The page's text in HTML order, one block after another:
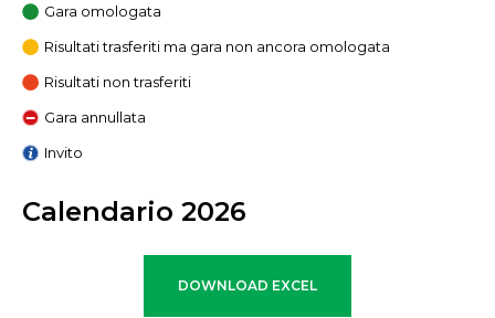
Gara omologata
Risultati trasferiti ma gara non ancora omologata
Risultati non trasferiti
Gara annullata
Invito
Calendario 2026